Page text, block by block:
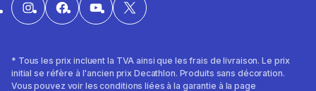
* Tous les prix incluent la TVA ainsi que les frais de livraison. Le prix
initial se réfère à l'ancien prix Decathlon. Produits sans décoration.
Vous pouvez voir les conditions liées à la garantie à la page